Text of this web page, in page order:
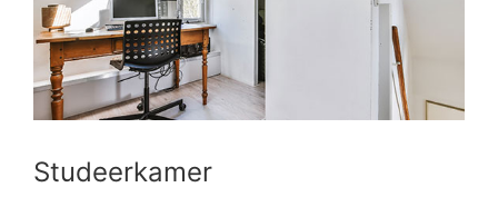
Studeerkamer